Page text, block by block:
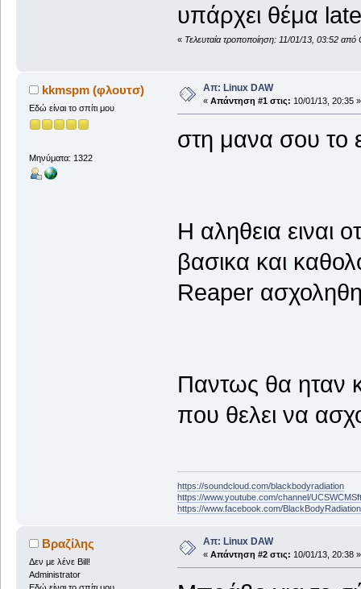
υπάρχει θέμα
« Τελευταία τροποποίηση: 11/01/13, 03:52 από
kkmspm (φλουτσ)
Εδώ είναι το σπίτι μου
Μηνύματα: 1322
Απ: Linux DAW
« Απάντηση #1 στις: 10/01/13, 20:35 »
στη μανα σου το
Η αληθεια ειναι
βασικα και
Reaper
Παντως θα ηταν
που θελει να
https://soundcloud.com/blackbodyradiation
https://www.youtube.com/channel/
https://www.facebook.com/
Βραζίλης
Δεν με λένε Bill!
Administrator
Απ: Linux DAW
« Απάντηση #2 στις: 10/01/13, 20:38 »